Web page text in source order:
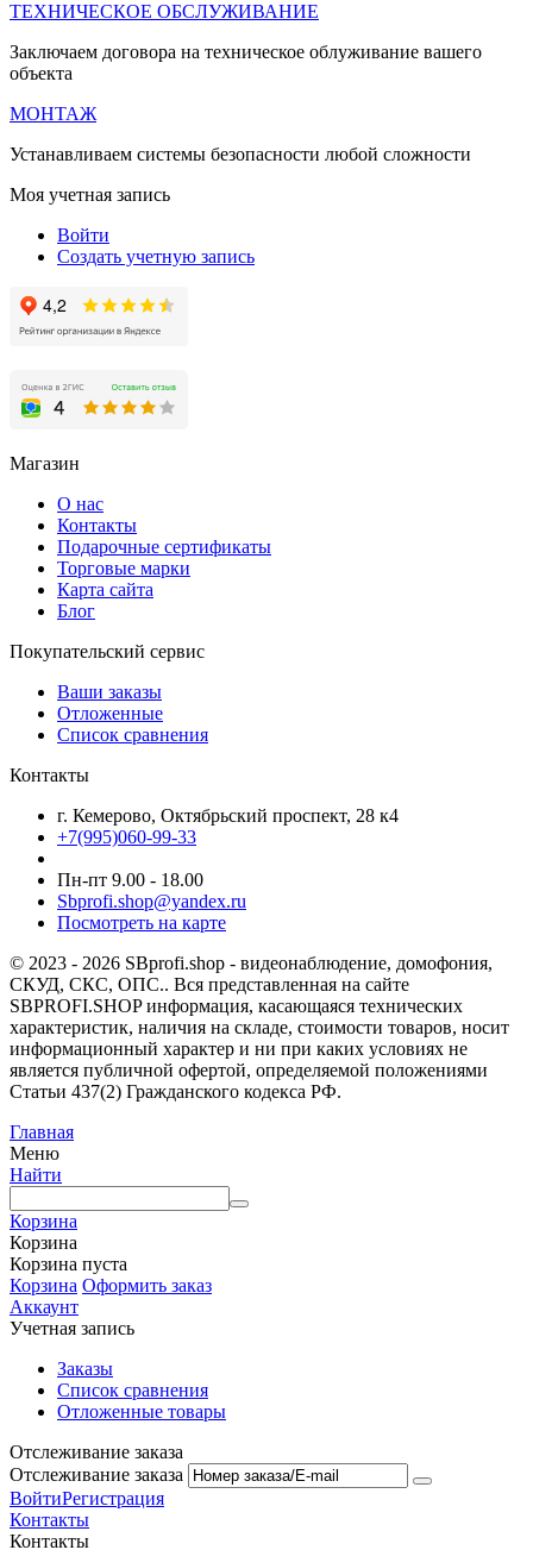
ТЕХНИЧЕСКОЕ ОБСЛУЖИВАНИЕ
Заключаем договора на техническое облуживание вашего
объекта
МОНТАЖ
Устанавливаем системы безопасности любой сложности
Моя учетная запись
Войти
Создать учетную запись
Магазин
О нас
Контакты
Подарочные сертификаты
Торговые марки
Карта сайта
Блог
Покупательский сервис
Ваши заказы
Отложенные
Список сравнения
Контакты
г. Кемерово, Октябрьский проспект, 28 к4
+7(995)060-99-33
Пн-пт 9.00 - 18.00
Sbprofi.shop@yandex.ru
Посмотреть на карте
© 2023 - 2026 SBprofi.shop - видеонаблюдение, домофония,
СКУД, СКС, ОПС.. Вся представленная на сайте
SBPROFI.SHOP информация, касающаяся технических
характеристик, наличия на складе, стоимости товаров, носит
информационный характер и ни при каких условиях не
является публичной офертой, определяемой положениями
Статьи 437(2) Гражданского кодекса РФ.
Главная
Меню
Найти
Корзина
Корзина
Корзина пуста
Корзина Оформить заказ
Аккаунт
Учетная запись
Заказы
Список сравнения
Отложенные товары
Отслеживание заказа
Отслеживание заказа
ВойтиРегистрация
Контакты
Контакты